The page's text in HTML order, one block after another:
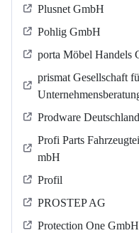
Plusnet GmbH
Pohlig GmbH
porta Möbel Handels
prismat Gesellschaft
Prodware
Profi Parts
mbH
Profil
PROSTEP AG
Protection One GmbH